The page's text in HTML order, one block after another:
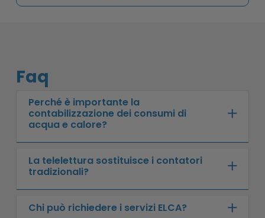
Faq
Perché è importante la
contabilizzazione dei consumi di
acqua e calore?
Serve a garantire equità nella ripartizione
delle spese, permettendo a ciascun utente
di pagare solo per ciò che consuma
realmente.
La telelettura sostituisce i contatori
tradizionali?
No, i contatori restano indispensabili. La
Chi può richiedere i servizi ELCA?